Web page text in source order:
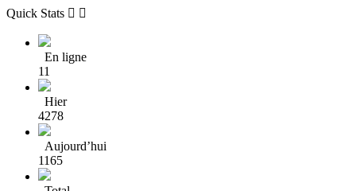
Quick Stats  
En ligne
11
Hier
4278
Aujourd’hui
1165